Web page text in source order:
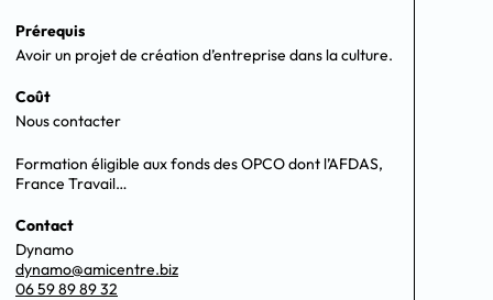
Prérequis
Avoir un projet de création d’entreprise dans la culture.
Coût
Nous contacter
Formation éligible aux fonds des OPCO dont l’AFDAS,
France Travail…
Contact
Dynamo
dynamo@amicentre.biz
06 59 89 89 32